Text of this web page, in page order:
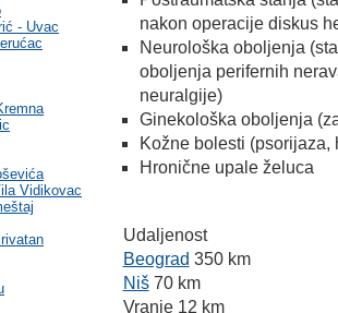
- Uvac
Vidikovac
nakon operacije diskus
Neurološka oboljenja
oboljenja perifernih
neuralgije)
Ginekološka oboljenja
Kožne bolesti (psorijaza,
Hronične upale želuca
Udaljenost
Beograd 350 km
Niš70 km
Vranje 12 km